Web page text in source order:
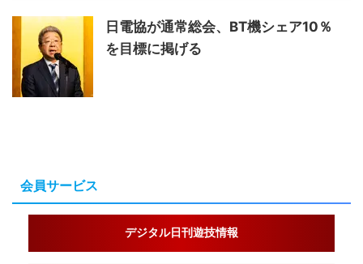
日電協が通常総会、BT機シェア10％
を目標に掲げる
会員サービス
デジタル日刊遊技情報